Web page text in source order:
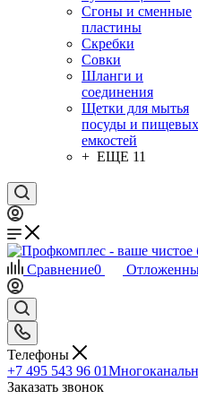
Сгоны и сменные
пластины
Скребки
Совки
Шланги и
соединения
Щетки для мытья
посуды и пищевых
емкостей
+ ЕЩЕ 11
Сравнение0
Телефоны
+7 495 543 96 01
Заказать звонок